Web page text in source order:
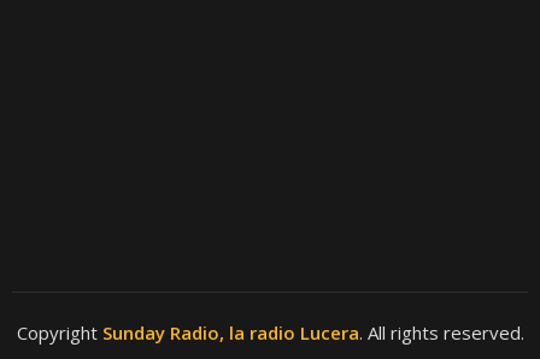
Copyright Sunday Radio, la radio Lucera. All rights reserved.